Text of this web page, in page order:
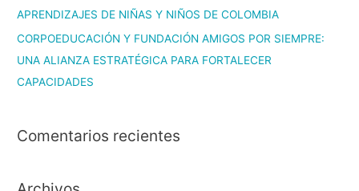
APRENDIZAJES DE NIÑAS Y NIÑOS DE COLOMBIA
CORPOEDUCACIÓN Y FUNDACIÓN AMIGOS POR SIEMPRE:
UNA ALIANZA ESTRATÉGICA PARA FORTALECER
CAPACIDADES
Comentarios recientes